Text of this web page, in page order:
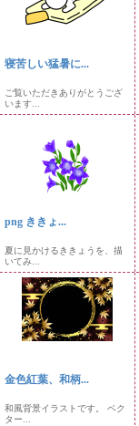
寝苦しい猛暑に...
ご覧いただきありがとうござ
います...
png ききょ...
夏に見かけるききょうを、描
いてみ...
金色紅葉、和柄...
和風背景イラストです。 ベク
ター...